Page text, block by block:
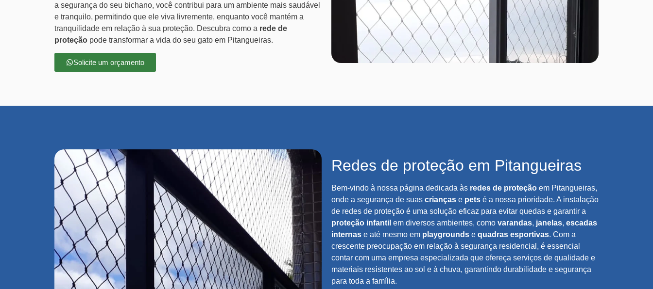
a segurança do seu bichano, você contribui para um ambiente mais saudável
e tranquilo, permitindo que ele viva livremente, enquanto você mantém a
tranquilidade em relação à sua proteção. Descubra como a rede de
proteção pode transformar a vida do seu gato em Pitangueiras.
Solicite um orçamento
Redes de proteção em Pitangueiras
Bem-vindo à nossa página dedicada às redes de proteção em Pitangueiras,
onde a segurança de suas crianças e pets é a nossa prioridade. A instalação
de redes de proteção é uma solução eficaz para evitar quedas e garantir a
proteção infantil em diversos ambientes, como varandas, janelas, escadas
internas e até mesmo em playgrounds e quadras esportivas. Com a
crescente preocupação em relação à segurança residencial, é essencial
contar com uma empresa especializada que ofereça serviços de qualidade e
materiais resistentes ao sol e à chuva, garantindo durabilidade e segurança
para toda a família.